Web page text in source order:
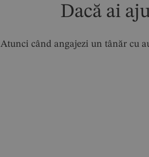
Dacă ai
Atunci când angajezi un tânăr cu